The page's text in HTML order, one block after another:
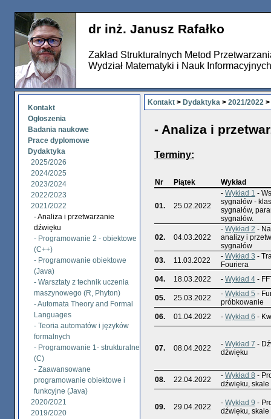
dr inż. Janusz Rafałko
Zakład Strukturalnych Metod
Wydział Matematyki i Nauk Informacyjnych
Kontakt
Ogłoszenia
Badania naukowe
Prace dyplomowe
Dydaktyka
2025/2026
2024/2025
2023/2024
2022/2023
2021/2022
- Analiza i przetwarzanie
dźwięku
- Programowanie 2 - obiektowe
(C++)
- Programowanie obiektowe
(Java)
- Warsztaty z technik uczenia
maszynowego (R, Phyton)
- Automata Theory and Formal
Languages
- Teoria automatów i języków
formalnych
- Programowanie 1- strukturalne
(C)
- Zaawansowane
programowanie obiektowe i
funkcyjne (Java)
2020/2021
2019/2020
Kontakt > Dydaktyka > 2021/2022
- Analiza i
Terminy:
Nr Piątek Wykład
01. 25.02.2022
- Wykład 1 -
sygnałów -
sygnałów,
sygnałów.
02. 04.03.2022
- Wykład 2 -
analizy i
sygnałów
03.
11.03.2022 - Wykład 3 -
Fouriera
04.
18.03.2022 - Wykład 4 -
05. 25.03.2022 - Wykład 5 -
próbkowanie
06.
01.04.2022 - Wykład 6 -
07. 08.04.2022 - Wykład 7 -
dźwięku
08. 22.04.2022 - Wykład 8 -
dźwięku,
09. 29.04.2022 - Wykład 9 -
dźwięku,